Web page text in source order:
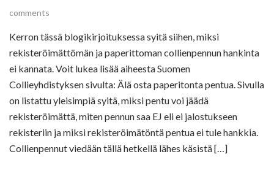
comments
Kerron tässä blogikirjoituksessa syitä siihen, miksi
rekisteröimättömän ja paperittoman collienpennun hankinta
ei kannata. Voit lukea lisää aiheesta Suomen
Collieyhdistyksen sivulta: Älä osta paperitonta pentua. Sivulla
on listattu yleisimpiä syitä, miksi pentu voi jäädä
rekisteröimättä, miten pennun saa EJ eli ei jalostukseen
rekisteriin ja miksi rekisteröimätöntä pentua ei tule hankkia.
Collienpennut viedään tällä hetkellä lähes käsistä […]